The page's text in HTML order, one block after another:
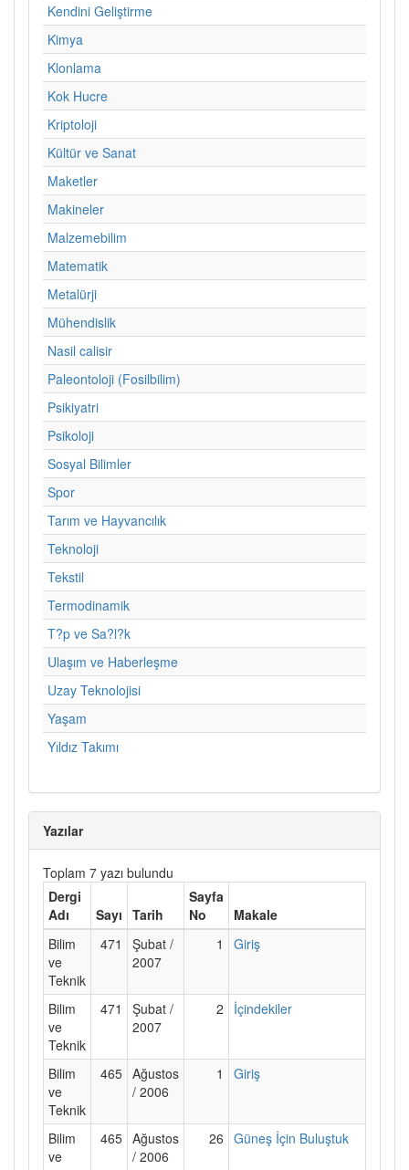
Kendini Geliştirme
Kimya
Klonlama
Kok Hucre
Kriptoloji
Kültür ve Sanat
Maketler
Makineler
Malzemebilim
Matematik
Metalürji
Mühendislik
Nasil calisir
Paleontoloji (Fosilbilim)
Psikiyatri
Psikoloji
Sosyal Bilimler
Spor
Tarım ve Hayvancılık
Teknoloji
Tekstil
Termodinamik
T?p ve Sa?l?k
Ulaşım ve Haberleşme
Uzay Teknolojisi
Yaşam
Yıldız Takımı
Yazılar
Toplam 7 yazı bulundu
Dergi
Adı
Sayı Tarih
Sayfa
No
Makale
Bilim
ve
Teknik
471
Şubat /
2007
1 Giriş
Bilim
ve
Teknik
471
Şubat /
2007
2 İçindekiler
Bilim
ve
Teknik
465 Ağustos
/ 2006
1 Giriş
Bilim
ve
465 Ağustos
/ 2006
26 Güneş İçin Buluştuk